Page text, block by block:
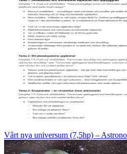
Vårt nya universum (7,5hp) –